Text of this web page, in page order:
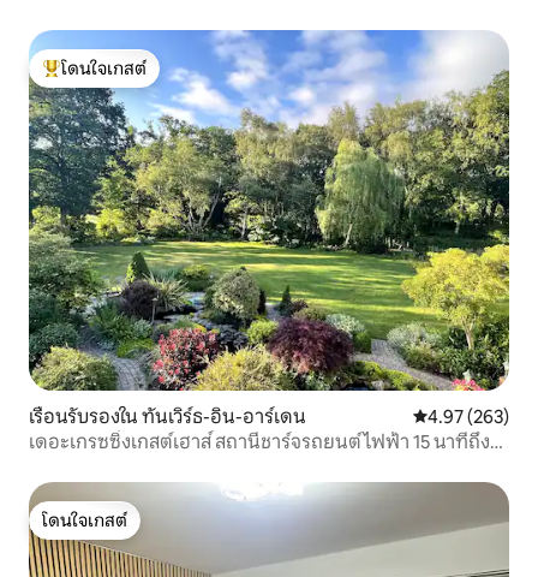
โดนใจเกสต์ที่สุด
โดนใจเกสต์
เรือนรับรองใน ทันเวิร์ธ-อิน-อาร์เดน คะแนนเฉลี่ย
4.97 (263)
เดอะเกรซซิ่งเกสต์เฮาส์ สถานีชาร์จรถยนต์ไฟฟ้า 15 นาทีถึง
โดนใจเกสต์
โดนใจเกสต์